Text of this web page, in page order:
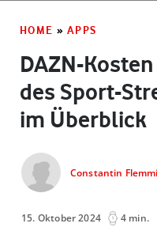
HOME » APPS
DAZN-
des Sport-
im Überblick
Constantin
15. Oktober 2024 4 min.